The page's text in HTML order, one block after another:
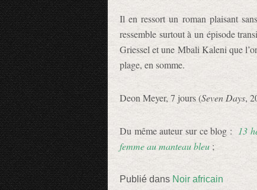
Il en ressort un roman plaisant
ressemble surtout à un épisode
Griessel et une Mbali Kaleni que
plage, en somme.
Deon Meyer, 7 jours (Seven Days,
Du même auteur sur ce blog : 13
femme au manteau bleu ;
Publié dans Noir africain